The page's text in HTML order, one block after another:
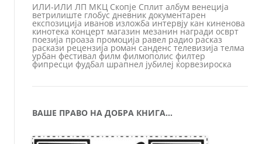
ИЛИ-ИЛИ ЛП МКЦ Скопје Сплит албум венеција
ветрилиште глобус дневник документарен
експозиција иванов изложба интервју кан киненова
кинотека концерт магазин мезанин награди осврт
поезија проаза промоција равел радио расказ
раскази рецензија роман санденс телевизија телма
урбан фестивал филм филмополис филтер
фипресци фудбал шрапнел јубилеј ќорвезироска
ВАШЕ ПРАВО НА ДОБРА КНИГА…